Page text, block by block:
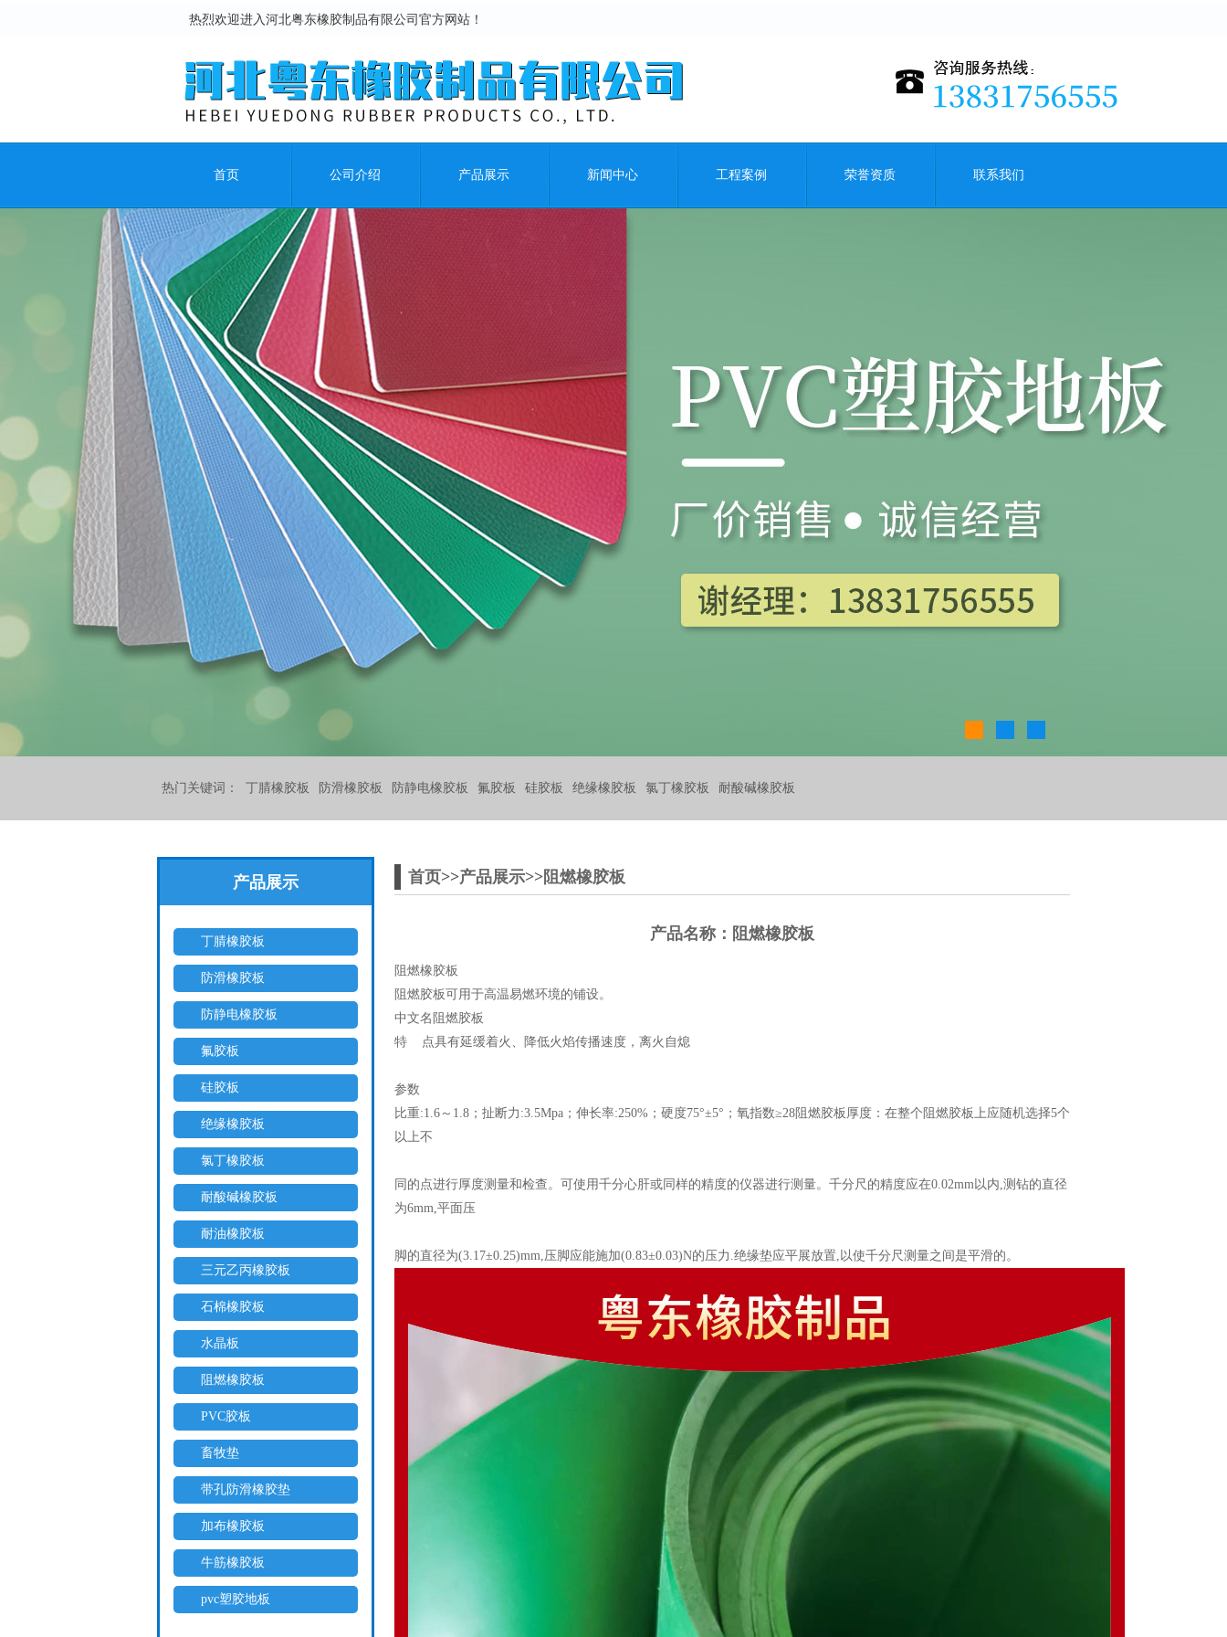
热烈欢迎进入河北粤东橡胶制品有限公司官方网站！
首页 公司介绍 产品展示 新闻中心 工程案例 荣誉资质 联系我们
热门关键词： 丁腈橡胶板 防滑橡胶板 防静电橡胶板 氟胶板 硅胶板 绝缘橡胶板 氯丁橡胶板 耐酸碱橡胶板
产品展示
丁腈橡胶板
防滑橡胶板
防静电橡胶板
氟胶板
硅胶板
绝缘橡胶板
氯丁橡胶板
耐酸碱橡胶板
耐油橡胶板
三元乙丙橡胶板
石棉橡胶板
水晶板
阻燃橡胶板
PVC胶板
畜牧垫
带孔防滑橡胶垫
加布橡胶板
牛筋橡胶板
pvc塑胶地板
首页>>产品展示>>阻燃橡胶板
产品名称：阻燃橡胶板
阻燃橡胶板
阻燃胶板可用于高温易燃环境的铺设。
中文名阻燃胶板
特 点具有延缓着火、降低火焰传播速度，离火自熄
参数
比重:1.6～1.8；扯断力:3.5Mpa；伸长率:250%；硬度75°±5°；氧指数≥28阻燃胶板厚度：在整个阻燃胶板上应随机选择5个
以上不
同的点进行厚度测量和检查。可使用千分心肝或同样的精度的仪器进行测量。千分尺的精度应在0.02mm以内,测钻的直径
为6mm,平面压
脚的直径为(3.17±0.25)mm,压脚应能施加(0.83±0.03)N的压力.绝缘垫应平展放置,以使千分尺测量之间是平滑的。